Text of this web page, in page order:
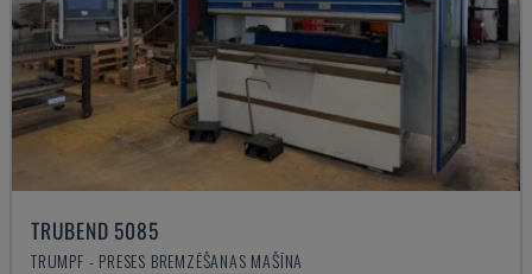
TRUBEND 5085
TRUMPF - PRESES BREMZĒŠANAS MAŠĪNA